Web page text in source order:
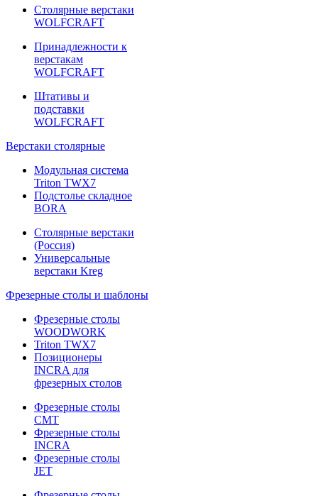
Столярные верстаки
WOLFCRAFT
Принадлежности к
верстакам
WOLFCRAFT
Штативы и
подставки
WOLFCRAFT
Верстаки столярные
Модульная система
Triton TWX7
Подстолье складное
BORA
Столярные верстаки
(Россия)
Универсальные
верстаки Kreg
Фрезерные столы и шаблоны
Фрезерные столы
WOODWORK
Triton TWX7
Позиционеры
INCRA для
фрезерных столов
Фрезерные столы
CMT
Фрезерные столы
INCRA
Фрезерные столы
JET